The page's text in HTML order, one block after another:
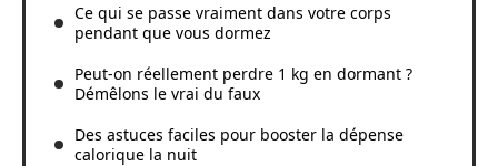
Ce qui se passe vraiment dans votre corps
pendant que vous dormez
Peut-on réellement perdre 1 kg en dormant ?
Démêlons le vrai du faux
Des astuces faciles pour booster la dépense
calorique la nuit